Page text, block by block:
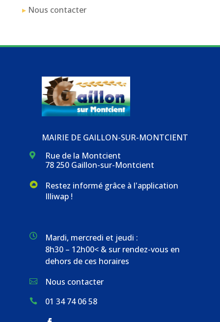
▸ Nous contacter
MAIRIE DE GAILLON-SUR-MONTCIENT

Rue de la Montcient
78 250 Gaillon-sur-Montcient
Restez informé grâce à l'application
Illiwap !

Mardi, mercredi et jeudi :
8h30 – 12h00< & sur rendez-vous en
dehors de ces horaires
 Nous contacter
 01 34 74 06 58